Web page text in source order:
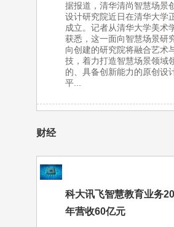
据报道，清华清尚智慧场景
设计研究院近日在清华大学
成立。记者从清华大学美术
获悉，这一面向智慧场景研
向创建的研究院将融合艺术
技，着力打造智慧场景领域
的、具备创新能力的原创设
平...
财经
科大讯飞智慧教育业务
年营收60亿元